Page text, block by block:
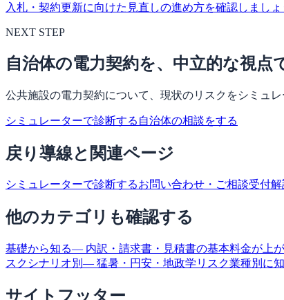
入札・契約更新に向けた見直しの進め方を確認しましょ
NEXT STEP
自治体の電力契約を、中立的な視点
公共施設の電力契約について、現状のリスクをシミュ
シミュレーターで診断する 自治体の相談をする
戻り導線と関連ページ
シミュレーターで診断するお問い合わせ・ご相談受付解
他のカテゴリも確認する
基礎から知る— 内訳・請求書・見積書の基本料金が上
スクシナリオ別 — 猛暑・円安・地政学リスク業種別に
サイトフッター